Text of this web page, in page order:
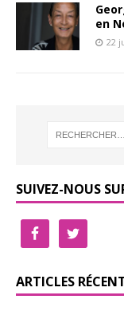
en
22
SUIVEZ-NOUS
ARTICLES